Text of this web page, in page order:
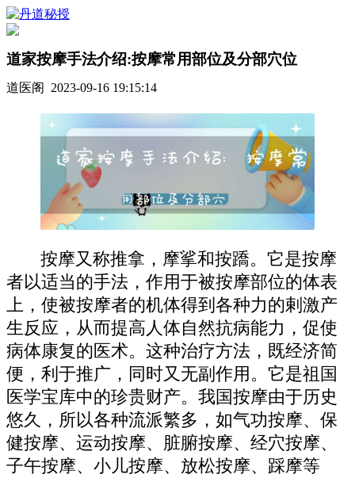
道家按摩手法介绍:按摩常用部位及分部穴位
道医阁 2023-09-16 19:15:14
按摩又称推拿，摩挲和按蹻。它是按摩
者以适当的手法，作用于被按摩部位的体表
上，使被按摩者的机体得到各种力的剌激产
生反应，从而提高人体自然抗病能力，促使
病体康复的医术。这种治疗方法，既经济简
便，利于推广，同时又无副作用。它是祖国
医学宝库中的珍贵财产。我国按摩由于历史
悠久，所以各种流派繁多，如气功按摩、保
健按摩、运动按摩、脏腑按摩、经穴按摩、
子午按摩、小儿按摩、放松按摩、踩摩等